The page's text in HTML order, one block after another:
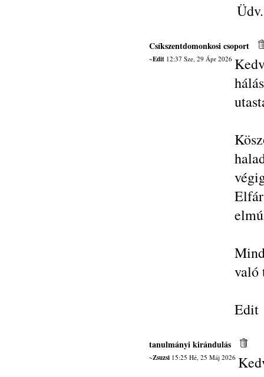
Csíkszentdomonkosi csoport
~Edit12:37 Sze, 29 Ápr 2026
való
Edit
tanulmányi kirándulás
~Zsuzsi15:25 Hé, 25 Máj 2026